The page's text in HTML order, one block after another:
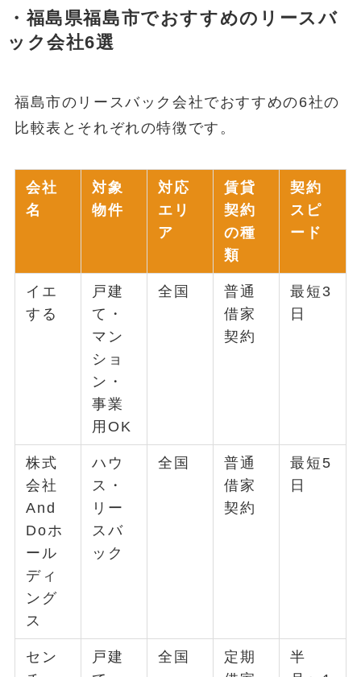
・福島県福島市でおすすめのリースバ
ック会社6選
福島市のリースバック会社でおすすめの6社の
比較表とそれぞれの特徴です。
会社
名
対象
物件
対応
エリ
ア
賃貸
契約
の種
類
契約
スピ
ード
イエ
する
戸建
て・
マン
ショ
ン・
事業
用OK
全国
普通
借家
契約
最短3
日
株式
会社
And
Doホ
ール
ディ
ング
ス
ハウ
ス・
リー
スバ
ック
全国
普通
借家
契約
最短5
日
セン
戸建
全国
定期
半